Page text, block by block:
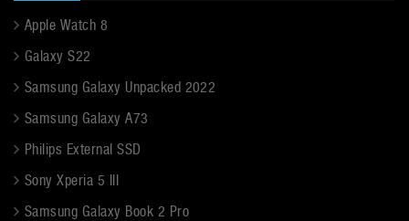
Apple Watch 8
Galaxy S22
Samsung Galaxy Unpacked 2022
Samsung Galaxy A73
Philips External SSD
Sony Xperia 5 III
Samsung Galaxy Book 2 Pro